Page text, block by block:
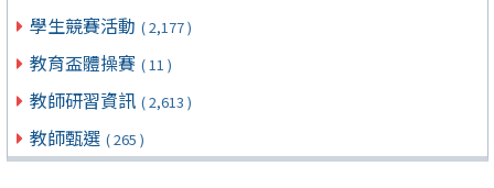
學生競賽活動 ( 2,177 )
教育盃體操賽 ( 11 )
教師研習資訊 ( 2,613 )
教師甄選 ( 265 )